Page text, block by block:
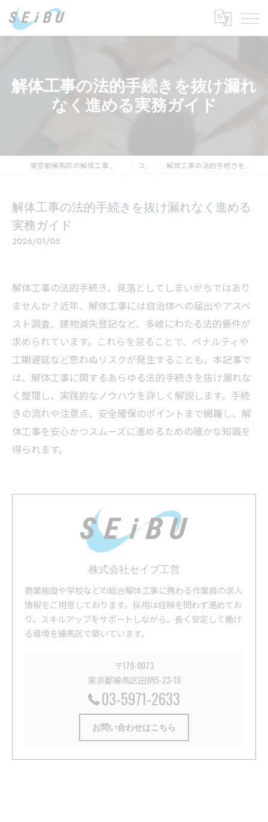
解体工事の法的手続きを抜け漏れ
なく進める実務ガイド
コラム 解体工事の法的手続きを抜け漏れなく進める実務ガイド
解体工事の法的手続きを抜け漏れなく進める
実務ガイド
2026/01/05
解体工事の法的手続き、見落としてしまいがちではあり
ませんか？近年、解体工事には自治体への届出やアスベ
スト調査、建物滅失登記など、多岐にわたる法的要件が
求められています。これらを怠ることで、ペナルティや
工期遅延など思わぬリスクが発生することも。本記事で
は、解体工事に関するあらゆる法的手続きを抜け漏れな
く整理し、実践的なノウハウを詳しく解説します。手続
きの流れや注意点、安全確保のポイントまで網羅し、解
体工事を安心かつスムーズに進めるための確かな知識を
得られます。
株式会社セイブ工営
商業施設や学校などの総合解体工事に携わる作業員の求人
情報をご用意しております。採用は経験を問わず進めてお
り、スキルアップをサポートしながら、長く安定して働け
る環境を練馬区で築いています。
〒179-0073
東京都練馬区田柄5-23-10
03-5971-2633
お問い合わせはこちら